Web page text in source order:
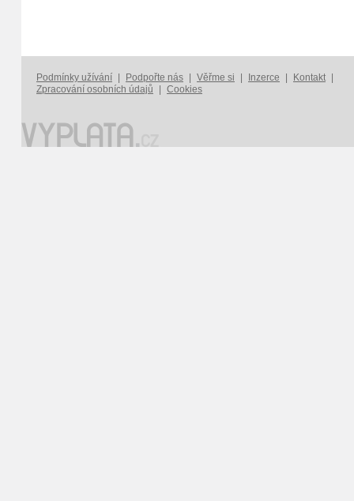
Podmínky užívání Podpořte nás Věřme si Inzerce Kontakt
Zpracování osobních údajů
Cookies